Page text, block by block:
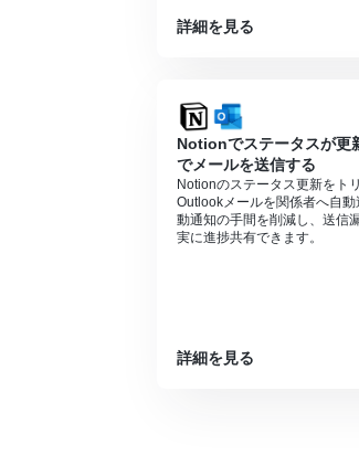
詳細を見る
Notionでステータスが
でメールを送信する
Notionのステータス更新をト
Outlookメールを関係者へ自
動通知の手間を削減し、送信
実に進捗共有できます。
詳細を見る